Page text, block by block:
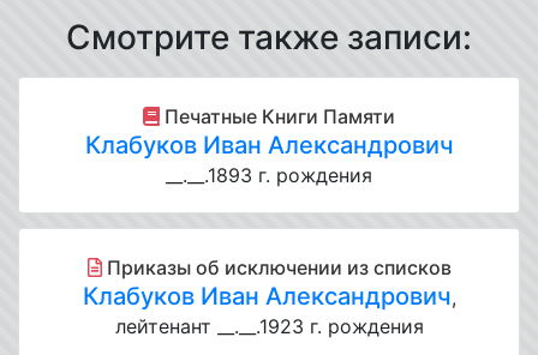
Смотрите также записи:
Печатные Книги Памяти
Клабуков Иван Александрович
__.__.1893 г. рождения
Приказы об исключении из списков
Клабуков Иван Александрович,
лейтенант __.__.1923 г. рождения